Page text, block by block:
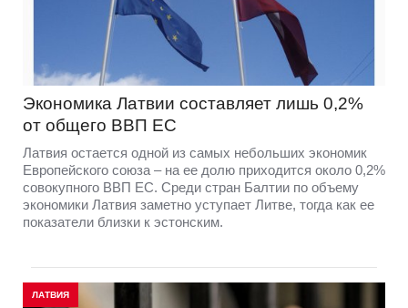
Экономика Латвии составляет лишь 0,2%
от общего ВВП ЕС
Латвия остается одной из самых небольших экономик
Европейского союза – на ее долю приходится около 0,2%
совокупного ВВП ЕС. Среди стран Балтии по объему
экономики Латвия заметно уступает Литве, тогда как ее
показатели близки к эстонским.
ЛАТВИЯ